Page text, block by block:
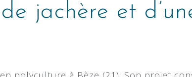
jachère et